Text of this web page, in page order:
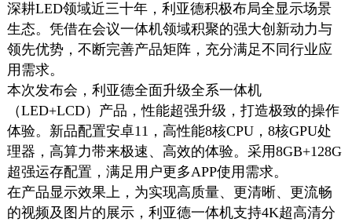
深耕LED领域近三十年，利亚德积极布局全显示场景
生态。凭借在会议一体机领域积聚的强大创新动力与
领先优势，不断完善产品矩阵，充分满足不同行业应
用需求。
本次发布会，利亚德全面升级全系一体机
（LED+LCD）产品，性能超强升级，打造极致的操作
体验。新品配置安卓11，高性能8核CPU，8核GPU处
理器，高算力带来极速、高效的体验。采用8GB+128G
超强运存配置，满足用户更多APP使用需求。
在产品显示效果上，为实现高质量、更清晰、更流畅
的视频及图片的展示，利亚德一体机支持4K超高清分